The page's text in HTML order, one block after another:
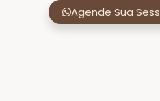
Agende Sua